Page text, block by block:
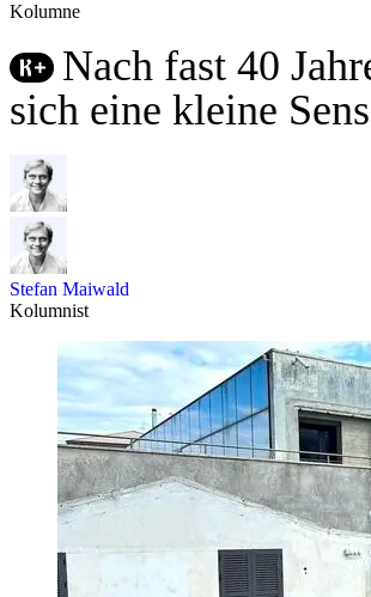
Kolumne
Nach fast 40
sich eine kleine
Stefan Maiwald
Kolumnist